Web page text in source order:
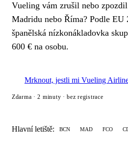
Vueling vám zrušil nebo
Madridu nebo Říma? Podle EU
španělská nízkonákladovka
600 € na osobu.
Mrknout, jestli mi Vueling
Zdarma · 2 minuty · bez registrace
Hlavní letiště: BCN MAD FCO